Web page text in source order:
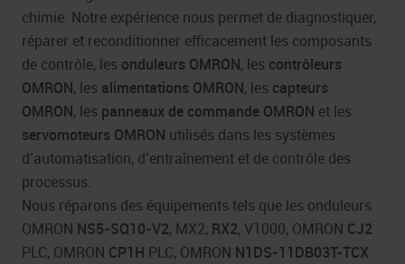
chimie. Notre expérience nous permet de diagnostiquer,
réparer et reconditionner efficacement les composants
de contrôle, les onduleurs OMRON, les contrôleurs
OMRON, les alimentations OMRON, les capteurs
OMRON, les panneaux de commande OMRON et les
servomoteurs OMRON utilisés dans les systèmes
d’automatisation, d’entraînement et de contrôle des
processus.
Nous réparons des équipements tels que les onduleurs
OMRON NS5-SQ10-V2, MX2, RX2, V1000, OMRON CJ2
PLC, OMRON CP1H PLC, OMRON N1DS-11DB03T-TCX